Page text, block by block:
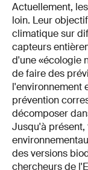
Actuellement,
loin. Leur
climatique sur
capteurs
d'une «écologie
de faire des
l'environnement
prévention
décomposer
Jusqu'à
des versions
chercheurs de